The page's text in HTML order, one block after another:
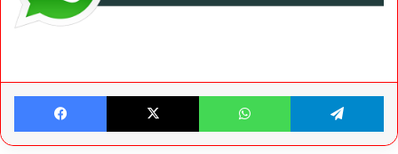
Facebook X WhatsApp